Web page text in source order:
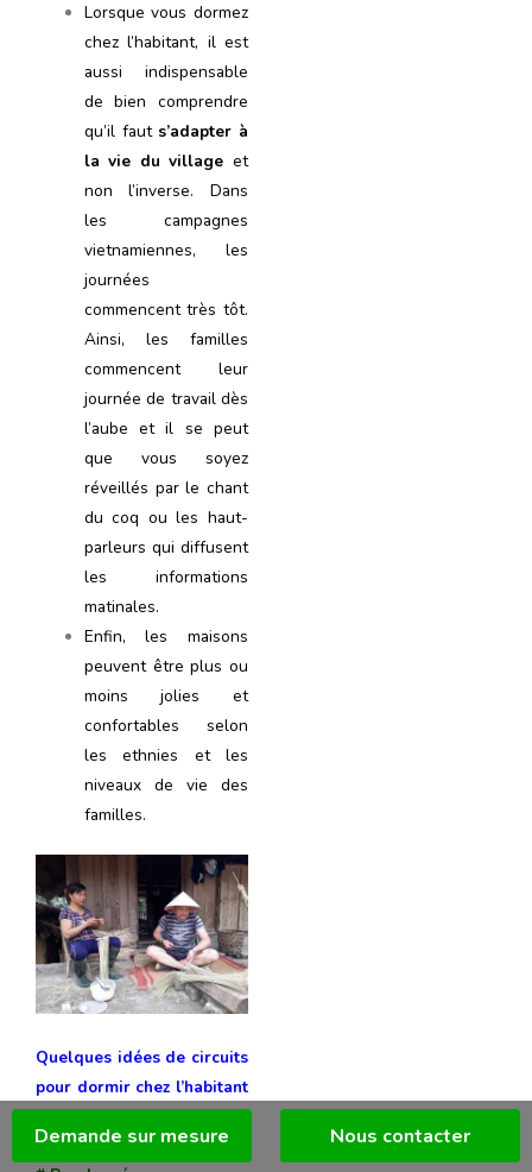
Lorsque vous dormez
chez l’habitant, il est
aussi indispensable
de bien comprendre
qu’il faut s’adapter à
la vie du village et
non l’inverse. Dans
les campagnes
vietnamiennes, les
journées
commencent très tôt.
Ainsi, les familles
commencent leur
journée de travail dès
l’aube et il se peut
que vous soyez
réveillés par le chant
du coq ou les haut-
parleurs qui diffusent
les informations
matinales.
Enfin, les maisons
peuvent être plus ou
moins jolies et
confortables selon
les ethnies et les
niveaux de vie des
familles.
Quelques idées de circuits
pour dormir chez l’habitant
au Vietnam:
Demande sur mesure Nous contacter